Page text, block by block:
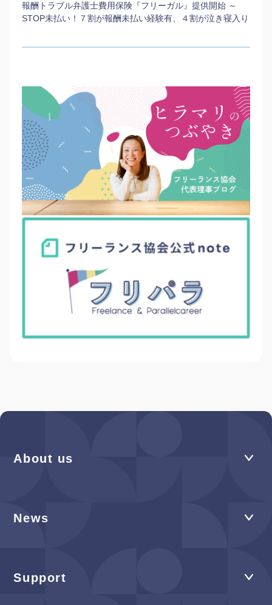
報酬トラブル弁護士費用保険『フリーガル』提供開始 ～
STOP未払い！７割が報酬未払い経験有、４割が泣き寝入り
About us
News
Support